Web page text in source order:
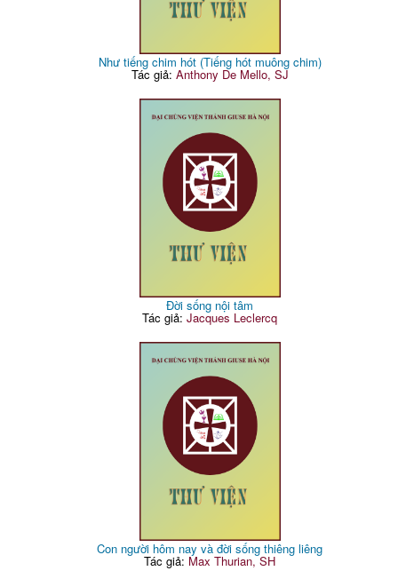
Như tiếng chim hót (Tiếng hót muông chim)
Tác giả: Anthony De Mello, SJ
Đời sống nội tâm
Tác giả:Jacques Leclercq
Con người hôm nay và đời sống thiêng liêng
Tác giả: Max Thurian, SH